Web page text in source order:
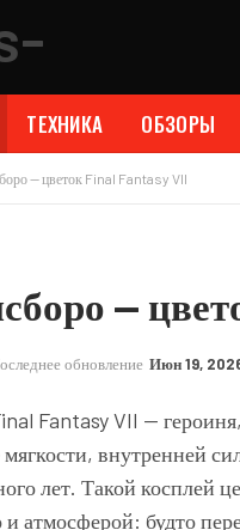
ТЕХНИКА ОБЗОРЫ
— цветок Final Fantasy VII
—
обновление Июн 19,
Fantasy VII —
мягкости, внутренней
лет. Такой косплей
и атмосферой: будто